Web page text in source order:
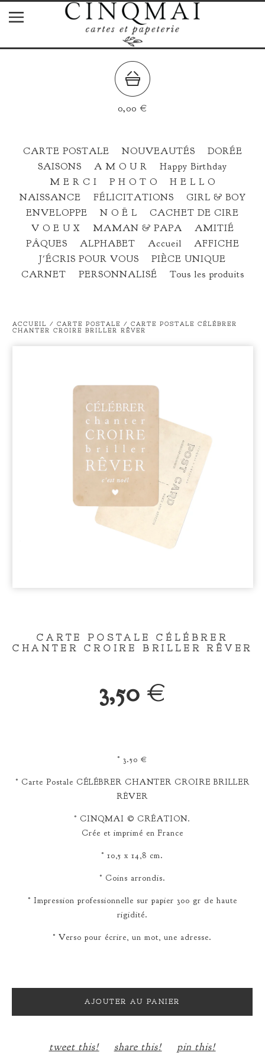
0,00 €
CARTE POSTALE NOUVEAUTÉS
DORÉE
SAISONS
A M O U R
Happy Birthday
M E R C I
P H O T O
H E L L O
NAISSANCE
FÉLICITATIONS
GIRL & BOY
ENVELOPPE
N O Ë L
CACHET DE CIRE
V O E U X
MAMAN & PAPA
AMITIÉ
PÂQUES
ALPHABET Accueil
AFFICHE
J'ÉCRIS POUR VOUS
PIÈCE UNIQUE
CARNET
PERSONNALISÉ Tous les produits
ACCUEIL / CARTE POSTALE / CARTE POSTALE CÉLÉBRER
CHANTER CROIRE BRILLER RÊVER
CARTE POSTALE CÉLÉBRER
CHANTER CROIRE BRILLER RÊVER
3,50 €
° 3.50 €
° Carte Postale CÉLÉBRER CHANTER CROIRE BRILLER
RÊVER
° CINQMAI © CRÉATION.
Crée et imprimé en France
° 10,5 x 14,8 cm.
° Coins arrondis.
° Impression professionnelle sur papier 300 gr de haute
rigidité.
° Verso pour écrire, un mot, une adresse.
AJOUTER AU PANIER
tweet this! share this! pin this!